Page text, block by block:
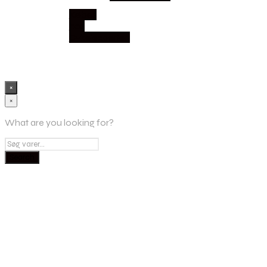
×
×
What are you looking for?